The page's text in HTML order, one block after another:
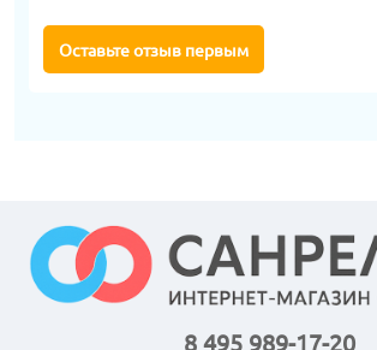
Оставьте отзыв первым
8 495 989-17-20